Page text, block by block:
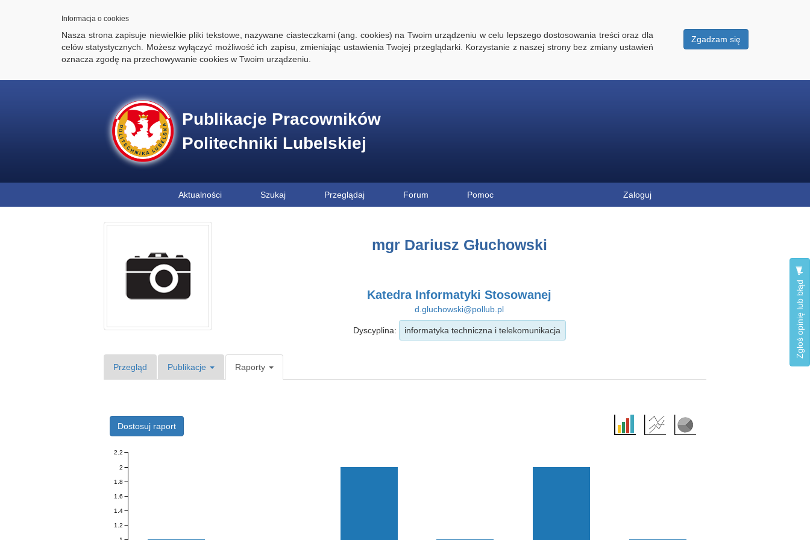
Informacja o cookies
Zgadzam się
Nasza strona zapisuje niewielkie pliki tekstowe, nazywane ciasteczkami (ang. cookies) na Twoim urządzeniu w celu lepszego dostosowania treści oraz dla
celów statystycznych. Możesz wyłączyć możliwość ich zapisu, zmieniając ustawienia Twojej przeglądarki. Korzystanie z naszej strony bez zmiany ustawień
oznacza zgodę na przechowywanie cookies w Twoim urządzeniu.
Publikacje Pracowników
Politechniki Lubelskiej
Aktualności Szukaj Przeglądaj Forum Pomoc Zaloguj
Zgłoś opinię lub błąd
mgr Dariusz Głuchowski
Katedra Informatyki Stosowanej
d.gluchowski@pollub.pl
Dyscyplina: informatyka techniczna i telekomunikacja
Przegląd Publikacje Raporty
Dostosuj raport
1.2
1.4
1.6
1.8
2
2.2